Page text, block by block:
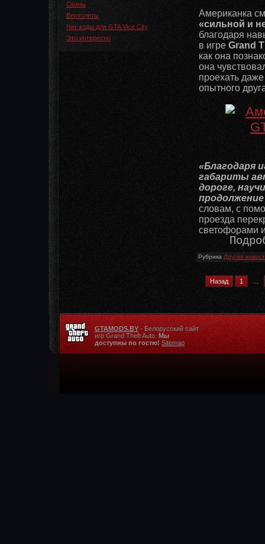
Скины
Вертолеты
Чит-коды для GTA Vice City
Это интересно
Американка
«сильной и
благодаря
в игре Grand
как она
она
проехать
опытного
«Благодаря
габариты
дороге,
продолжение
словам, с
проезда
светофорами
Рубрика Другие
Назад 1
GTAMODS.BY - Белорусский сайт
игр Grand Theft Auto. Мы
доступны по гостю! Sitemap